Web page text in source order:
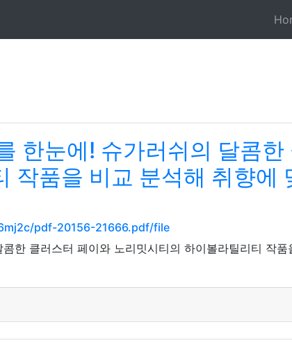
한눈에! 슈가러쉬의 달콤
작품을 비교 분석해 취향에
pdf-20156-21666.pdf/file
한 클러스터 페이와 노리밋시티의 하이볼라틸리티 작